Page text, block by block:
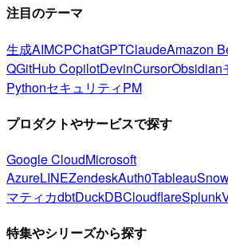
注目のテーマ
生成AIMCPChatGPTClaudeAmazon
QGitHub CopilotDevinCursorObsidian
PythonセキュリティPM
プロダクトやサービスで探す
Google CloudMicrosoft
AzureLINEZendeskAuth0Tableau
マティカdbtDuckDBCloudflareSplunk
特集やシリーズから探す